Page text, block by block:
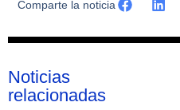
Comparte la noticia
Noticias
relacionadas